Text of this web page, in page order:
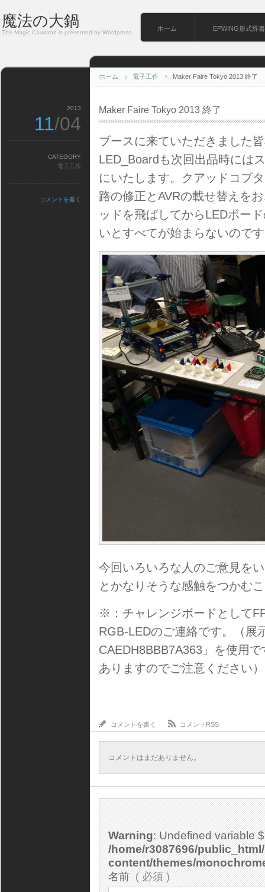
魔法の大鍋
The Magic Cauldron is presented by Wordpress.
ホーム EPWING形式辞書
ホーム 電子工作 Maker Faire Tokyo 2013 終了
Maker Faire Tokyo 2013 終了
ブースに来ていただきました
LED_Boardも次回出品時には
にいたします。クアッドコプ
路の修正とAVRの載せ替えを
ッドを飛ばしてからLEDボー
いとすべてが始まらないので
今回いろいろな人のご意見を
とかなりそうな感触をつかむ
※：チャレンジボードとして
RGB-LEDのご連絡です。（展
CAEDH8BBB7A363」を使用
ありますのでご注意ください）
2013
11/04
CATEGORY
電子工作
コメントを書く
コメントを書く コメントRSS
コメントはまだありません。
Warning : Undefined variable
/home/r3087696/
content/themes/
名前 ( 必須 )